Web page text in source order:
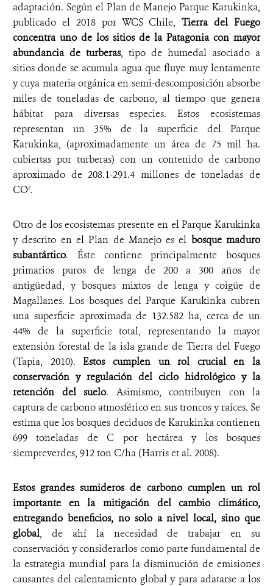
adaptación. Según el Plan de Manejo Parque Karukinka,
publicado el 2018 por WCS Chile,Tierra del Fuego
concentra uno de los sitios de la Patagonia con mayor
abundancia de turberas, tipo de humedal asociado a
sitios donde se acumula agua que fluye muy lentamente
y cuya materia orgánica en semi-descomposición absorbe
miles de toneladas de carbono, al tiempo que genera
hábitat para diversas especies. Estos ecosistemas
representan un 35% de la superficie del Parque
Karukinka, (aproximadamente un área de 75 mil ha.
cubiertas por turberas) con un contenido de carbono
aproximado de 208.1-291.4 millones de toneladas de
CO2.
Otro de los ecosistemas presente en el Parque Karukinka
y descrito en el Plan de Manejo es el bosque maduro
subantártico. Éste contiene principalmente bosques
primarios puros de lenga de 200 a 300 años de
antigüedad, y bosques mixtos de lenga y coigüe de
Magallanes. Los bosques del Parque Karukinka cubren
una superficie aproximada de 132.582 ha, cerca de un
44% de la superficie total, representando la mayor
extensión forestal de la isla grande de Tierra del Fuego
(Tapia, 2010).Estos cumplen un rol crucial en la
conservación y regulación del ciclo hidrológico y la
retención del suelo. Asimismo, contribuyen con la
captura de carbono atmosférico en sus troncos y raíces. Se
estima que los bosques deciduos de Karukinka contienen
699 toneladas de C por hectárea y los bosques
siempreverdes, 912 ton C/ha (Harris et al. 2008).
Estos grandes sumideros de carbono cumplen un rol
importante en la mitigación del cambio climático,
entregando beneficios, no solo a nivel local, sino que
global, de ahí la necesidad de trabajar en su
conservación y considerarlos como parte fundamental de
la estrategia mundial para la disminución de emisiones
causantes del calentamiento global y para adatarse a los